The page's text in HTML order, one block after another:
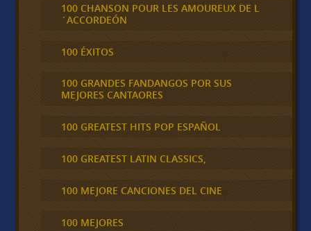
100 CHANSON POUR LES AMOUREUX DE L
´ACCORDEÓN
100 ÉXITOS
100 GRANDES FANDANGOS POR SUS
MEJORES CANTAORES
100 GREATEST HITS POP ESPAÑOL
100 GREATEST LATIN CLASSICS,
100 MEJORE CANCIONES DEL CINE
100 MEJORES